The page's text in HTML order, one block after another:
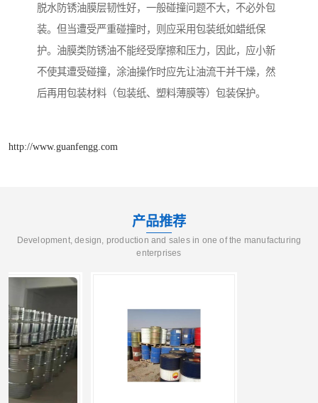
脱水防锈油膜层韧性好，一般碰撞问题不大，不必外包
装。但当遭受严重碰撞时，则应采用包装纸如蜡纸保
护。油膜类防锈油不能经受摩擦和压力，因此，应小新
不使其遭受碰撞，涂油操作时应先让油流干并干燥，然
后再用包装材料（包装纸、塑料薄膜等）包装保护。
http://www.guanfengg.com
产品推荐
Development, design, production and sales in one of the manufacturing
enterprises